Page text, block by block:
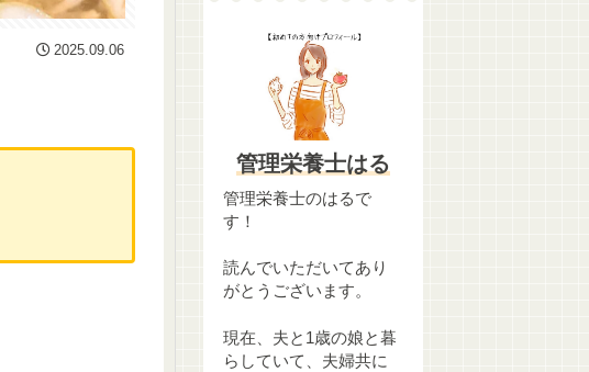
2025.09.06
管理栄養士はる
管理栄養士のはるで
す！
読んでいただいてあり
がとうございます。
現在、夫と1歳の娘と暮
らしていて、夫婦共に